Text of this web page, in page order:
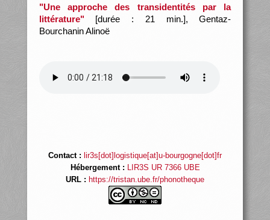
"Une approche des transidentités par la
littérature"[durée : 21 min.], Gentaz-
Bourchanin Alinoë
Contact : lir3s[dot]logistique[at]u-bourgogne[dot]fr
Hébergement : LIR3S UR 7366 UBE
URL : https://tristan.ube.fr/phonotheque